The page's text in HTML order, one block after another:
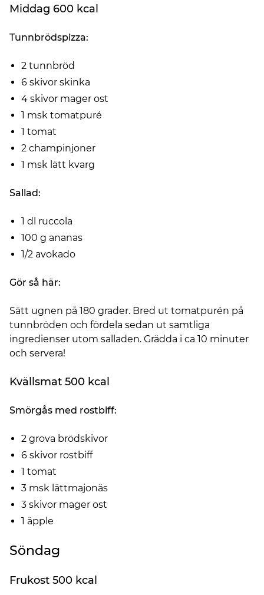
Middag 600 kcal
Tunnbrödspizza:
2 tunnbröd
6 skivor skinka
4 skivor mager ost
1 msk tomatpuré
1 tomat
2 champinjoner
1 msk lätt kvarg
Sallad:
1 dl ruccola
100 g ananas
1/2 avokado
Gör så här:
Sätt ugnen på 180 grader. Bred ut tomatpurén på
tunnbröden och fördela sedan ut samtliga
ingredienser utom salladen. Grädda i ca 10 minuter
och servera!
Kvällsmat 500 kcal
Smörgås med rostbiff:
2 grova brödskivor
6 skivor rostbiff
1 tomat
3 msk lättmajonäs
3 skivor mager ost
1 äpple
Söndag
Frukost 500 kcal